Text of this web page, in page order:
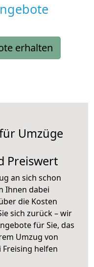
erhalten
Umzüge
Preiswert
an sich schon
Ihnen dabei
die Kosten
sich zurück – wir
für Sie, das
Umzug von
helfen